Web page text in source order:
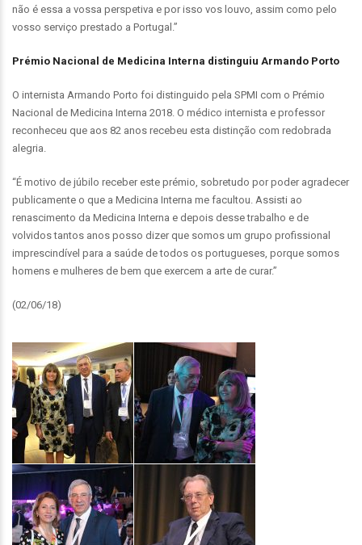
não é essa a vossa perspetiva e por isso vos louvo, assim como pelo
vosso serviço prestado a Portugal.”
Prémio Nacional de Medicina Interna distinguiu Armando Porto
O internista Armando Porto foi distinguido pela SPMI com o Prémio
Nacional de Medicina Interna 2018. O médico internista e professor
reconheceu que aos 82 anos recebeu esta distinção com redobrada
alegria.
“É motivo de júbilo receber este prémio, sobretudo por poder agradecer
publicamente o que a Medicina Interna me facultou. Assisti ao
renascimento da Medicina Interna e depois desse trabalho e de
volvidos tantos anos posso dizer que somos um grupo profissional
imprescindível para a saúde de todos os portugueses, porque somos
homens e mulheres de bem que exercem a arte de curar.”
(02/06/18)